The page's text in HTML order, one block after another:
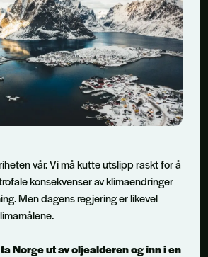
vår. Vi må kutte utslipp raskt for å
konsekvenser av klimaendringer
Men dagens regjering er likevel
Norge ut av oljealderen og inn i en